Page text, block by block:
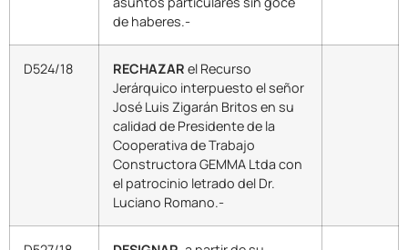
de haberes.-
D524/18 RECHAZAR el Recurso
Jerárquico interpuesto el señor
José Luis Zigarán Britos en su
calidad de Presidente de la
Cooperativa de Trabajo
Constructora GEMMA Ltda con
el patrocinio letrado del Dr.
Luciano Romano.-